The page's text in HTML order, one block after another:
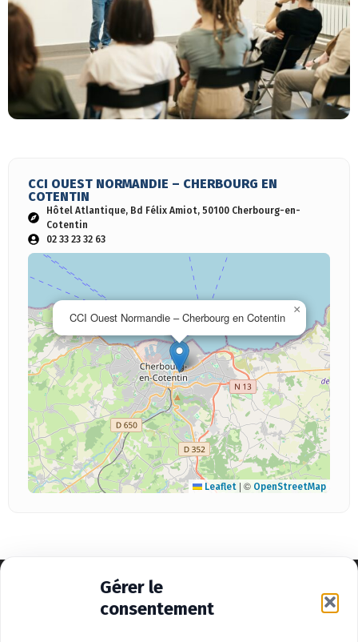
Gérer le
consentement
CCI OUEST NORMANDIE – CHERBOURG EN
COTENTIN
Hôtel Atlantique, Bd Félix Amiot, 50100 Cherbourg-en-
Cotentin
02 33 23 32 63
CCI Ouest Normandie – Cherbourg en Cotentin
×
Leaflet | © OpenStreetMap